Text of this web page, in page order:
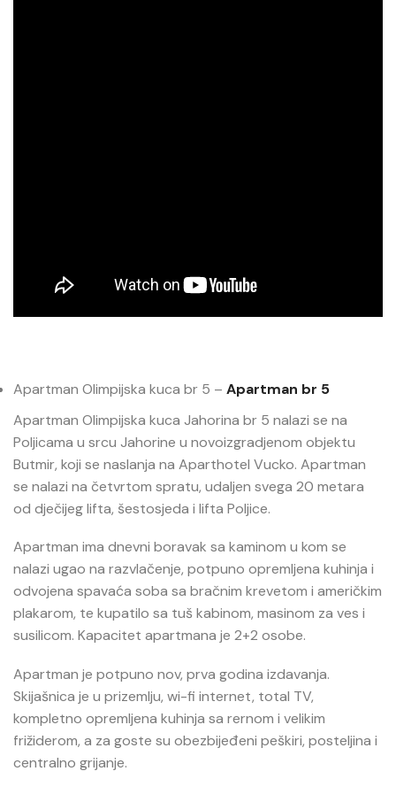
Apartman Olimpijska kuca br 5 – Apartman br 5
Apartman Olimpijska kuca Jahorina br 5 nalazi se na
Poljicama u srcu Jahorine u novoizgradjenom objektu
Butmir, koji se naslanja na Aparthotel Vucko. Apartman
se nalazi na četvrtom spratu, udaljen svega 20 metara
od dječijeg lifta, šestosjeda i lifta Poljice.
Apartman ima dnevni boravak sa kaminom u kom se
nalazi ugao na razvlačenje, potpuno opremljena kuhinja i
odvojena spavaća soba sa bračnim krevetom i američkim
plakarom, te kupatilo sa tuš kabinom, masinom za ves i
susilicom. Kapacitet apartmana je 2+2 osobe.
Apartman je potpuno nov, prva godina izdavanja.
Skijašnica je u prizemlju, wi-fi internet, total TV,
kompletno opremljena kuhinja sa rernom i velikim
frižiderom, a za goste su obezbijeđeni peškiri, posteljina i
centralno grijanje.